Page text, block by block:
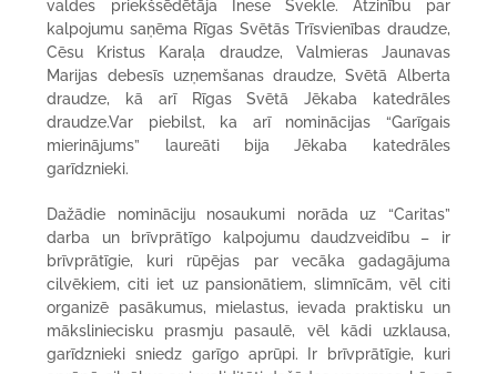
valdes priekšsēdētāja Inese Švekle. Atzinību par
kalpojumu saņēma Rīgas Svētās Trīsvienības draudze,
Cēsu Kristus Karaļa draudze, Valmieras Jaunavas
Marijas debesīs uzņemšanas draudze, Svētā Alberta
draudze, kā arī Rīgas Svētā Jēkaba katedrāles
draudze.Var piebilst, ka arī nominācijas “Garīgais
mierinājums” laureāti bija Jēkaba katedrāles
garīdznieki.
Dažādie nomināciju nosaukumi norāda uz “Caritas”
darba un brīvprātīgo kalpojumu daudzveidību – ir
brīvprātīgie, kuri rūpējas par vecāka gadagājuma
cilvēkiem, citi iet uz pansionātiem, slimnīcām, vēl citi
organizē pasākumus, mielastus, ievada praktisku un
māksliniecisku prasmju pasaulē, vēl kādi uzklausa,
garīdznieki sniedz garīgo aprūpi. Ir brīvprātīgie, kuri